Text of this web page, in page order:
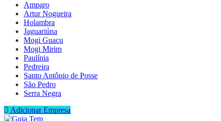
Amparo
Artur Nogueira
Holambra
Jaguariúna
Mogi Guaçu
Mogi Mirim
Paulínia
Pedreira
Santo Antônio de Posse
São Pedro
Serra Negra
Adicionar Empresa